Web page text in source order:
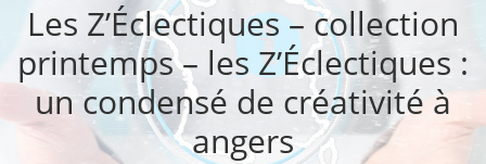
Les Z’Éclectiques – collection
printemps – les Z’Éclectiques :
un condensé de créativité à
angers